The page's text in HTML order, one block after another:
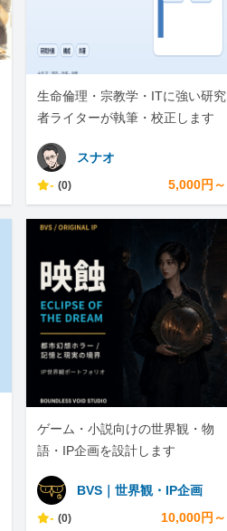
生命倫理・宗教学・ITに強い研究
者ライターが執筆・校正します
スナオ
- (0) 5,000円～
ゲーム・小説向けの世界観・物
語・IP企画を設計します
BVS｜世界観・IP企画
- (0) 10,000円～